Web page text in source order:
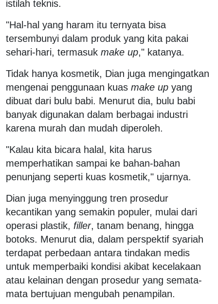
istilah teknis.
"Hal-hal yang haram itu ternyata bisa
tersembunyi dalam produk yang kita pakai
sehari-hari, termasuk make up," katanya.
Tidak hanya kosmetik, Dian juga mengingatkan
mengenai penggunaan kuas make up yang
dibuat dari bulu babi. Menurut dia, bulu babi
banyak digunakan dalam berbagai industri
karena murah dan mudah diperoleh.
"Kalau kita bicara halal, kita harus
memperhatikan sampai ke bahan-bahan
penunjang seperti kuas kosmetik," ujarnya.
Dian juga menyinggung tren prosedur
kecantikan yang semakin populer, mulai dari
operasi plastik, filler, tanam benang, hingga
botoks. Menurut dia, dalam perspektif syariah
terdapat perbedaan antara tindakan medis
untuk memperbaiki kondisi akibat kecelakaan
atau kelainan dengan prosedur yang semata-
mata bertujuan mengubah penampilan.